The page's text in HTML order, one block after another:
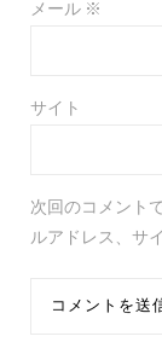
メール ※
サイト
次回のコメント
ルアドレス、サ